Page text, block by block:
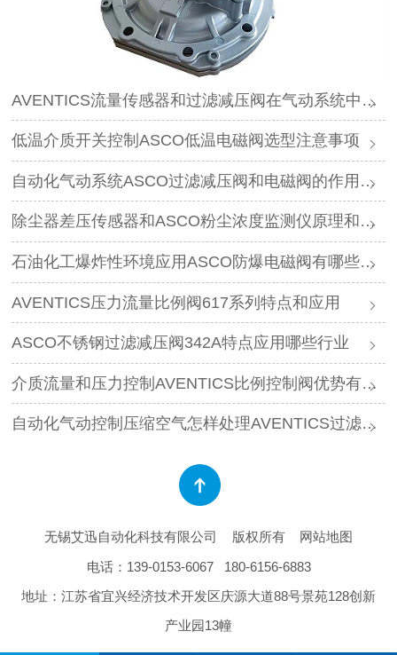
AVENTICS流量传感器和过滤减压阀在气动系统中作用是什么
低温介质开关控制ASCO低温电磁阀选型注意事项
自动化气动系统ASCO过滤减压阀和电磁阀的作用是什么
除尘器差压传感器和ASCO粉尘浓度监测仪原理和作用是什么
石油化工爆炸性环境应用ASCO防爆电磁阀有哪些要求
AVENTICS压力流量比例阀617系列特点和应用
ASCO不锈钢过滤减压阀342A特点应用哪些行业
介质流量和压力控制AVENTICS比例控制阀优势有哪些
自动化气动控制压缩空气怎样处理AVENTICS过滤减压阀
无锡艾迅自动化科技有限公司 版权所有
网站地图
电话： 139-0153-6067
180-6156-6883
地址：江苏省宜兴经济技术开发区庆源大道88号景苑128创新
产业园13幢